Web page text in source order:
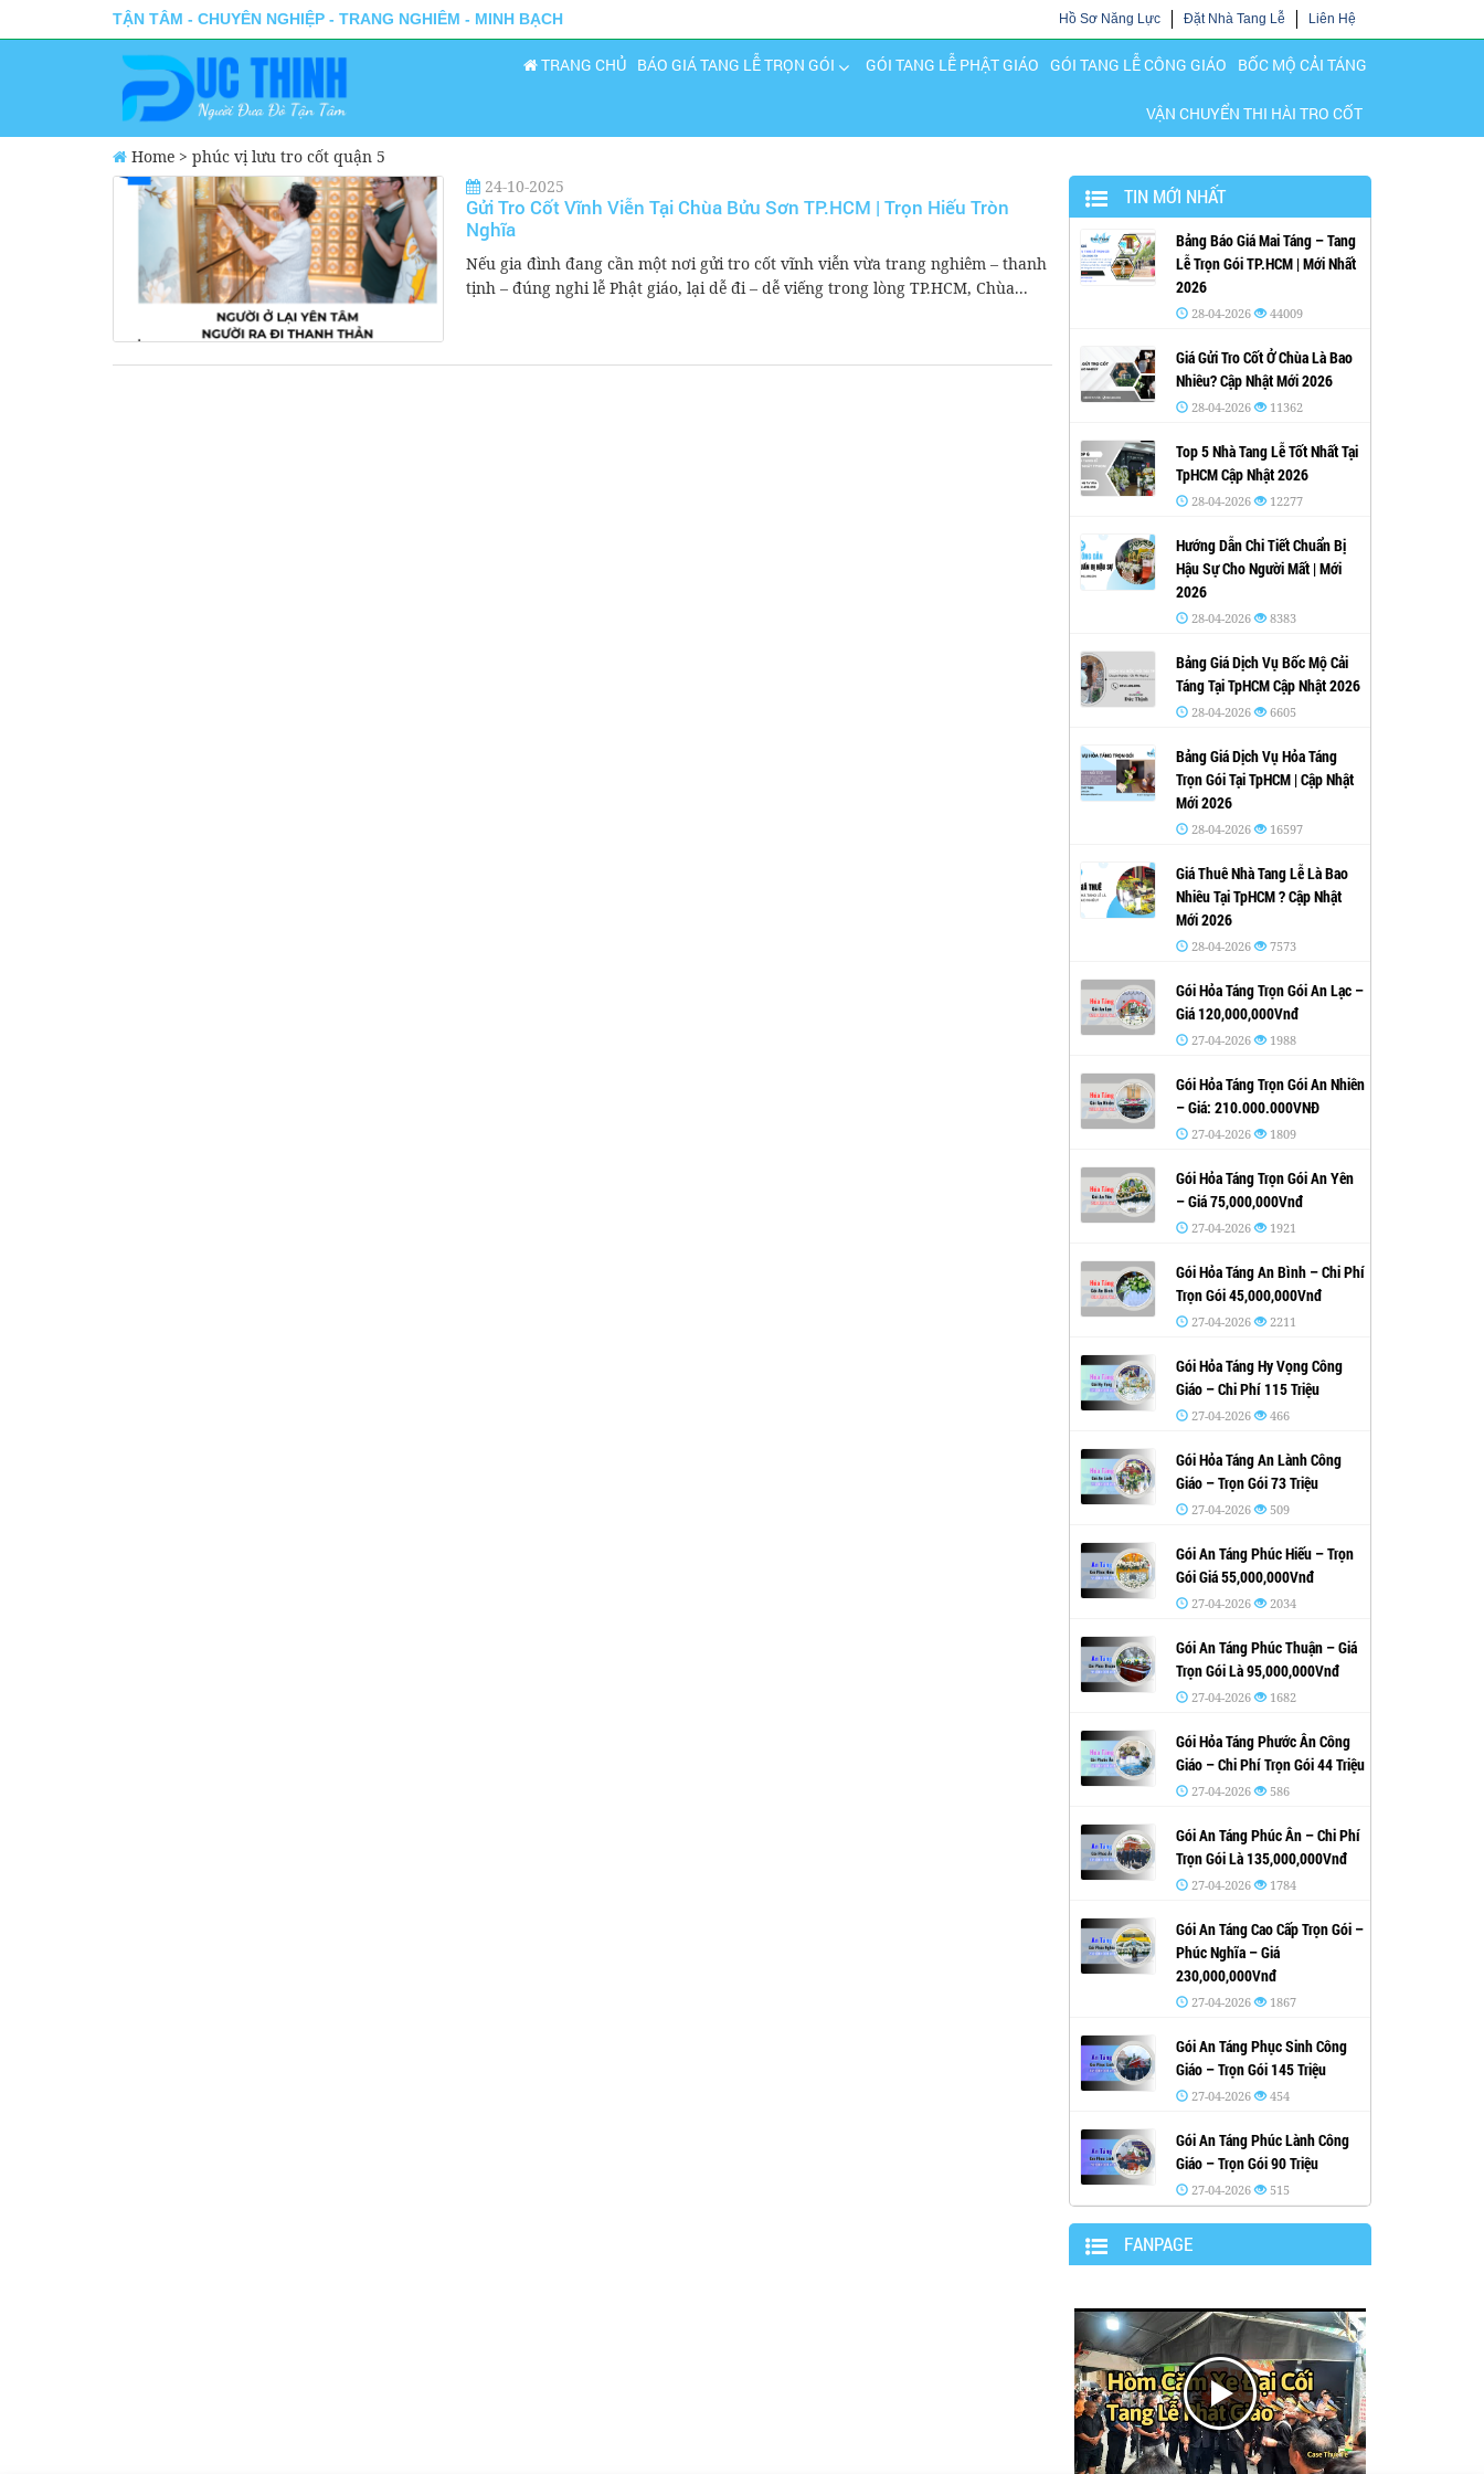
TẬN TÂM - CHUYÊN NGHIỆP - TRANG NGHIÊM - MINH BẠCH Hồ Sơ Năng Lực Đặt Nhà Tang Lễ Liên Hệ
TRANG CHỦ BÁO GIÁ TANG LỄ TRỌN GÓI GÓI TANG LỄ PHẬT GIÁO GÓI TANG LỄ CÔNG GIÁO BỐC MỘ CẢI TÁNG
VẬN CHUYỂN THI HÀI TRO CỐT
Home > phúc vị lưu tro cốt quận 5
24-10-2025
Gửi Tro Cốt Vĩnh Viễn Tại Chùa Bửu Sơn TP.HCM | Trọn Hiếu Tròn
Nghĩa
Nếu gia đình đang cần một nơi gửi tro cốt vĩnh viễn vừa trang nghiêm – thanh
tịnh – đúng nghi lễ Phật giáo, lại dễ đi – dễ viếng trong lòng TP.HCM, Chùa...
TIN MỚI NHẤT
Bảng Báo Giá Mai Táng – Tang
Lễ Trọn Gói TP.HCM | Mới Nhất
2026
28-04-2026 44009
Giá Gửi Tro Cốt Ở Chùa Là Bao
Nhiêu? Cập Nhật Mới 2026
28-04-2026 11362
Top 5 Nhà Tang Lễ Tốt Nhất Tại
TpHCM Cập Nhật 2026
28-04-2026 12277
Hướng Dẫn Chi Tiết Chuẩn Bị
Hậu Sự Cho Người Mất | Mới
2026
28-04-2026 8383
Bảng Giá Dịch Vụ Bốc Mộ Cải
Táng Tại TpHCM Cập Nhật 2026
28-04-2026 6605
Bảng Giá Dịch Vụ Hỏa Táng
Trọn Gói Tại TpHCM | Cập Nhật
Mới 2026
28-04-2026 16597
Giá Thuê Nhà Tang Lễ Là Bao
Nhiêu Tại TpHCM ? Cập Nhật
Mới 2026
28-04-2026 7573
Gói Hỏa Táng Trọn Gói An Lạc –
Giá 120,000,000Vnđ
27-04-2026 1988
Gói Hỏa Táng Trọn Gói An Nhiên
– Giá: 210.000.000VNĐ
27-04-2026 1809
Gói Hỏa Táng Trọn Gói An Yên
– Giá 75,000,000Vnđ
27-04-2026 1921
Gói Hỏa Táng An Bình – Chi Phí
Trọn Gói 45,000,000Vnđ
27-04-2026 2211
Gói Hỏa Táng Hy Vọng Công
Giáo – Chi Phí 115 Triệu
27-04-2026 466
Gói Hỏa Táng An Lành Công
Giáo – Trọn Gói 73 Triệu
27-04-2026 509
Gói An Táng Phúc Hiếu – Trọn
Gói Giá 55,000,000Vnđ
27-04-2026 2034
Gói An Táng Phúc Thuận – Giá
Trọn Gói Là 95,000,000Vnđ
27-04-2026 1682
Gói Hỏa Táng Phước Ân Công
Giáo – Chi Phí Trọn Gói 44 Triệu
27-04-2026 586
Gói An Táng Phúc Ân – Chi Phí
Trọn Gói Là 135,000,000Vnđ
27-04-2026 1784
Gói An Táng Cao Cấp Trọn Gói –
Phúc Nghĩa – Giá
230,000,000Vnđ
27-04-2026 1867
Gói An Táng Phục Sinh Công
Giáo – Trọn Gói 145 Triệu
27-04-2026 454
Gói An Táng Phúc Lành Công
Giáo – Trọn Gói 90 Triệu
27-04-2026 515
FANPAGE